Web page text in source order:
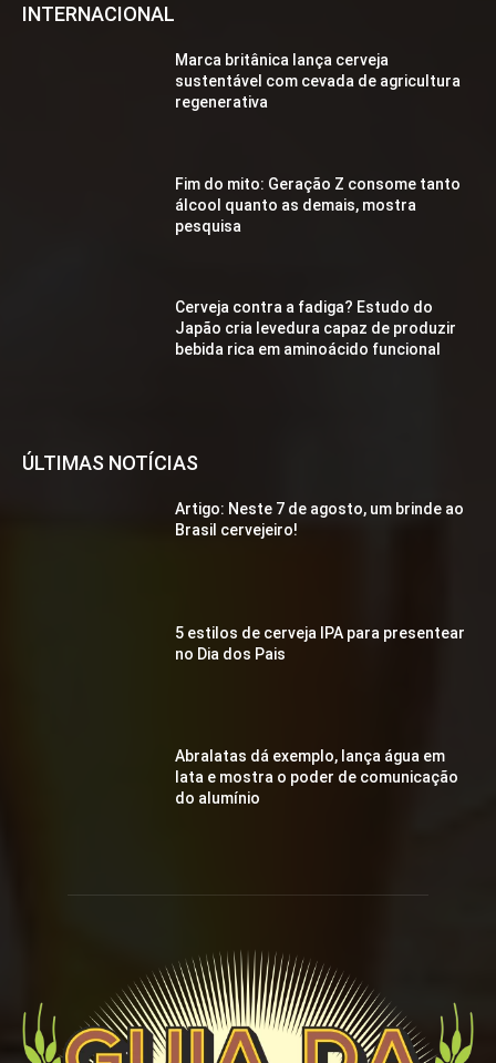
INTERNACIONAL
Marca britânica lança cerveja
sustentável com cevada de agricultura
regenerativa
Fim do mito: Geração Z consome tanto
álcool quanto as demais, mostra
pesquisa
Cerveja contra a fadiga? Estudo do
Japão cria levedura capaz de produzir
bebida rica em aminoácido funcional
ÚLTIMAS NOTÍCIAS
Artigo: Neste 7 de agosto, um brinde ao
Brasil cervejeiro!
5 estilos de cerveja IPA para presentear
no Dia dos Pais
Abralatas dá exemplo, lança água em
lata e mostra o poder de comunicação
do alumínio